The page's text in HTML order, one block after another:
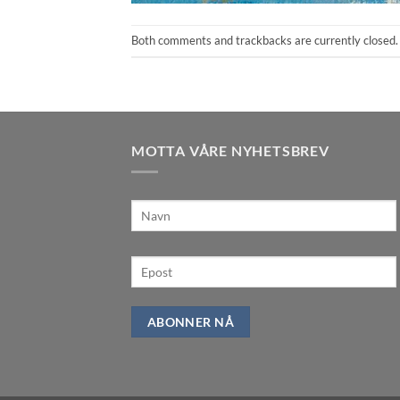
Both comments and trackbacks are currently closed.
MOTTA VÅRE NYHETSBREV
ABONNER NÅ